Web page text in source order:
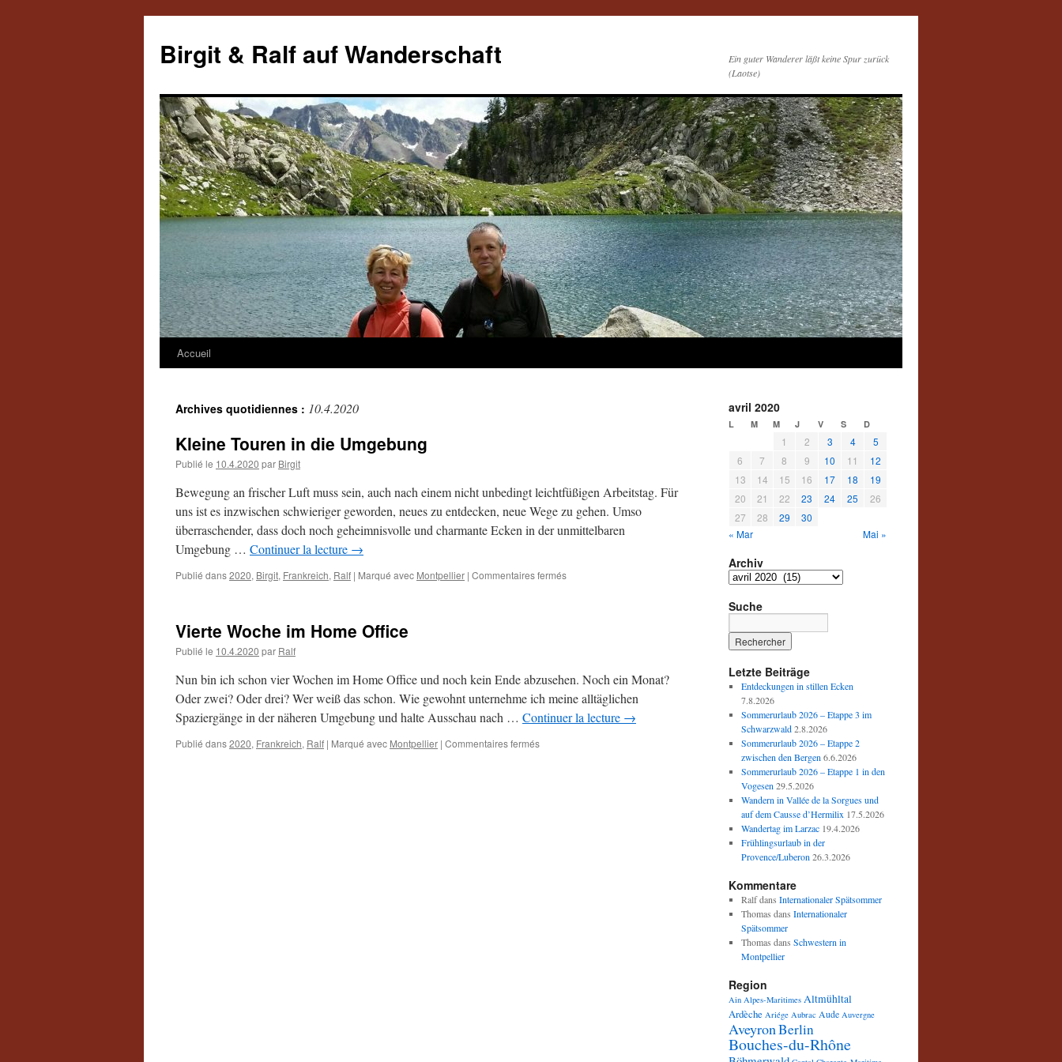
contenu
Birgit & Ralf auf Wanderschaft
Ein guter Wanderer läßt keine Spur zurück
(Laotse)
Accueil
Archives quotidiennes : 10.4.2020
Kleine Touren in die Umgebung
Publié le 10.4.2020 par Birgit
Bewegung an frischer Luft muss sein, auch nach einem nicht unbedingt leichtfüßigen Arbeitstag. Für
uns ist es inzwischen schwieriger geworden, neues zu entdecken, neue Wege zu gehen. Umso
überraschender, dass doch noch geheimnisvolle und charmante Ecken in der unmittelbaren
Umgebung … Continuer la lecture →
Publié dans2020, Birgit, Frankreich, Ralf | Marqué avec Montpellier | Commentaires ferméssur
Vierte Woche im Home Office
Publié le 10.4.2020 par Ralf
Nun bin ich schon vier Wochen im Home Office und noch kein Ende abzusehen. Noch ein Monat?
Oder zwei? Oder drei? Wer weiß das schon. Wie gewohnt unternehme ich meine alltäglichen
Spaziergänge in der näheren Umgebung und halte Ausschau nach … Continuer la lecture →
Publié dans2020, Frankreich, Ralf | Marqué avec Montpellier | Commentaires ferméssur
avril 2020
L M M J V S D
1 2 3 4
5
6
7 8 9 10 11
12
13
14 15 16 17 18
19
20
21 22 23 24 25
26
27
28 29
30
« Mar
Mai »
Archiv
Archiv
Suche
Letzte Beiträge
Entdeckungen in stillen Ecken
7.8.2026
Sommerurlaub 2026 – Etappe 3 im
Schwarzwald 2.8.2026
Sommerurlaub 2026 – Etappe 2
zwischen den Bergen 6.6.2026
Sommerurlaub 2026 – Etappe 1 in den
Vogesen 29.5.2026
Wandern in Vallée de la Sorgues und
auf dem Causse d’Hermilix 17.5.2026
Wandertag im Larzac 19.4.2026
Frühlingsurlaub in der
Provence/Luberon 26.3.2026
Kommentare
Ralfdans Internationaler Spätsommer
Thomas dans Internationaler
Spätsommer
Thomas dans Schwestern in
Montpellier
Region
Ain Alpes-Maritimes Altmühltal
Ardèche Ariége Aubrac Aude Auvergne
AveyronBerlin
Bouches-du-Rhône